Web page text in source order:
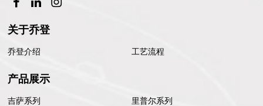
关于乔登
乔登介绍 工艺流程
产品展示
吉萨系列
里普尔系列